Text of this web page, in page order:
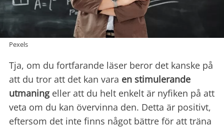
Pexels
Tja, om du fortfarande läser beror det kanske på
att du tror att det kan vara en stimulerande
utmaningeller att du helt enkelt är nyfiken på att
veta om du kan övervinna den. Detta är positivt,
eftersom det inte finns något bättre för att träna